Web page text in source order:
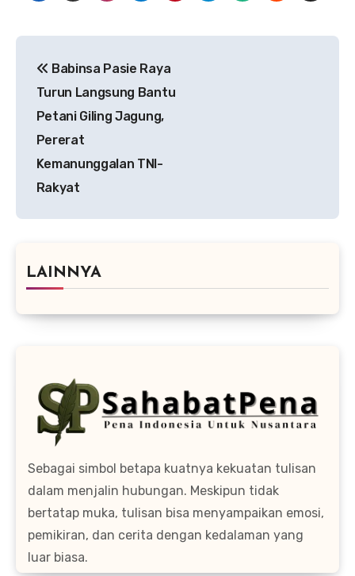
pos
Babinsa Pasie Raya
Turun Langsung Bantu
Petani Giling Jagung,
Pererat
Kemanunggalan TNI-
Rakyat
LAINNYA
Sebagai simbol betapa kuatnya kekuatan tulisan
dalam menjalin hubungan. Meskipun tidak
bertatap muka, tulisan bisa menyampaikan emosi,
pemikiran, dan cerita dengan kedalaman yang
luar biasa.